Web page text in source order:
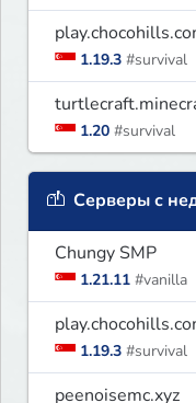
1.19.3 #survival
1.20 #survival
Серверы с
Chungy SMP
1.21.11 #vanilla
1.19.3 #survival
peenoisemc.xyz